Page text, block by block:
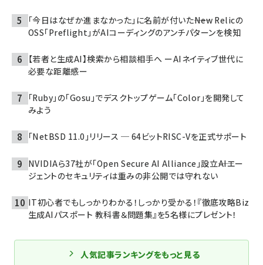
「今日はなぜか進まなかった」に名前が付いた――New Relicの
OSS「Preflight」がAIコーディングのアンチパターンを検知
【若者と生成AI】検索から相談相手へ ーAIネイティブ世代に
必要な距離感ー
「Ruby」の「Gosu」でデスクトップゲーム「Color」を開発して
みよう
「NetBSD 11.0」リリース ─ 64ビットRISC-Vを正式サポート
NVIDIAら37社が「Open Secure AI Alliance」設立――AIエー
ジェントのセキュリティは重みの非公開では守れない
IT初心者でもしっかりわかる！しっかり受かる！『徹底攻略Biz
生成AIパスポート 教科書＆問題集』を5名様にプレゼント！
人気記事ランキングをもっと見る